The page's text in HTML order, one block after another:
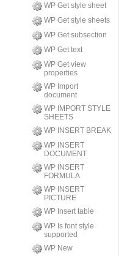
WP Get style sheet
WP Get style sheets
WP Get subsection
WP Get text
WP Get view
properties
WP Import
document
WP IMPORT STYLE
SHEETS
WP INSERT BREAK
WP INSERT
DOCUMENT
WP INSERT
FORMULA
WP INSERT
PICTURE
WP Insert table
WP Is font style
supported
WP New